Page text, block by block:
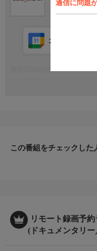
通信に問題
カレンダー登録
かの楊貴妃も、美容食と
この番組をチェックした
リモート録画予
(ドキュメンタリー